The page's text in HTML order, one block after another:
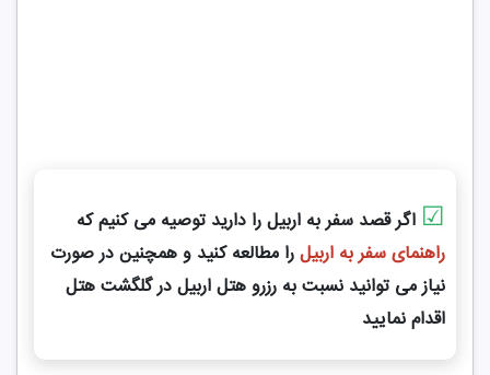
☑ اگر قصد سفر به اربیل را دارید توصیه می کنیم که
راهنمای سفر به اربیلرا مطالعه کنید و همچنین در صورت
نیاز می توانید نسبت به رزرو هتل اربیل در گلگشت هتل
اقدام نمایید